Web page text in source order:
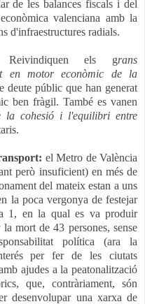
de les balances fiscals i del
valenciana amb la
d'infraestructures radials.
els grans
en motor econòmic de la
deute públic que han generat
ben fràgil. També es vanen
la cohesió i l'equilibri entre
el Metro de València
però insuficient) en més de
del mateix estan a uns
la poca vergonya de festejar
1, en la qual es va produir
mort de 43 persones, sense
política (ara la
per fer de les ciutats
ajudes a la peatonalització
que, contràriament, són
desenvolupar una xarxa de